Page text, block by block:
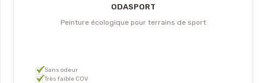
ODASPORT
Peinture écologique pour terrains de sport
Sans odeur
Très faible COV